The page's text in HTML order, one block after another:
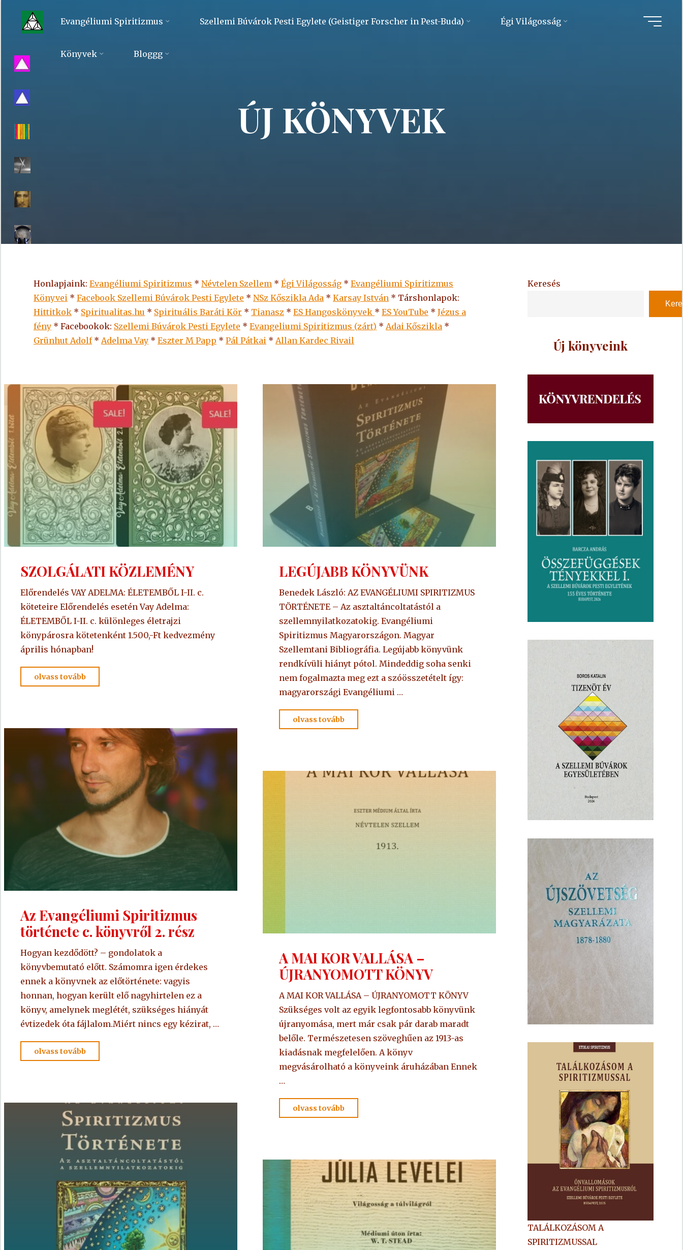
content
Evangéliumi
Evangéliumi Spiritizmus Szellemi Búvárok Pesti Egylete (Geistiger Forscher in Pest-Buda) Égi Világosság
Könyvek Bloggg
ÚJ KÖNYVEK
Honlapjaink: Evangéliumi Spiritizmus * Névtelen Szellem * Égi Világosság * Evangéliumi Spiritizmus
Könyvei * Facebook Szellemi Búvárok Pesti Egylete * NSz Kőszikla Ada * Karsay István * Társhonlapok:
Hittitkok * Spiritualitas.hu * Spirituális Baráti Kör * Tianasz * ES Hangoskönyvek * ESYouTube * Jézus a
fény * Facebookok: Szellemi Búvárok Pesti Egylete * Evangeliumi Spiritizmus (zárt) * Adai Kőszikla *
Grünhut Adolf* Adelma Vay * Eszter M Papp * Pál Pátkai * Allan Kardec Rivail
SZOLGÁLATI KÖZLEMÉNY
Előrendelés VAY ADELMA: ÉLETEMBŐL I-II. c.
köteteire Előrendelés esetén Vay Adelma:
ÉLETEMBŐL I-II. c. különleges életrajzi
könypárosra kötetenként 1.500,-Ft kedvezmény
április hónapban!
olvass tovább
LEGÚJABB KÖNYVÜNK
Benedek László: AZ EVANGÉLIUMI SPIRITIZMUS
TÖRTÉNETE – Az asztaltáncoltatástól a
szellemnyilatkozatokig. Evangéliumi
Spiritizmus Magyarországon. Magyar
Szellemtani Bibliográfia. Legújabb könyvünk
rendkívüli hiányt pótol. Mindeddig soha senki
nem fogalmazta meg ezt a szóösszetételt így:
magyarországi Evangéliumi …
olvass tovább
Az Evangéliumi Spiritizmus
története c. könyvről 2. rész
Hogyan kezdődött? – gondolatok a
könyvbemutató előtt. Számomra igen érdekes
ennek a könyvnek az előtörténete: vagyis
honnan, hogyan került elő nagyhirtelen ez a
könyv, amelynek meglétét, szükséges hiányát
évtizedek óta fájlalom.Miért nincs egy kézirat, …
olvass tovább
könyvről
rész"
A MAI KOR VALLÁSA –
ÚJRANYOMOTT KÖNYV
A MAI KOR VALLÁSA – ÚJRANYOMOTT KÖNYV
Szükséges volt az egyik legfontosabb könyvünk
újranyomása, mert már csak pár darab maradt
belőle. Természetesen szöveghűen az 1913-as
kiadásnak megfelelően. A könyv
megvásárolható a könyveink áruházában Ennek
…
olvass tovább
–
ÚJRANYOMOTT
KÖNYV"
Keresés
Új könyveink
TALÁLKOZÁSOM A
SPIRITIZMUSSAL